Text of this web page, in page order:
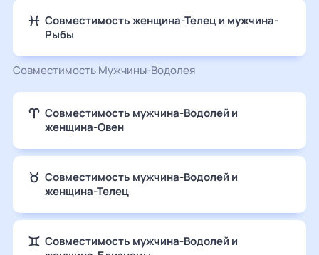
Совместимость женщина-Телец и мужчина-
Рыбы
Совместимость Мужчины-Водолея
Совместимость мужчина-Водолей и
женщина-Овен
Совместимость мужчина-Водолей и
женщина-Телец
Совместимость мужчина-Водолей и